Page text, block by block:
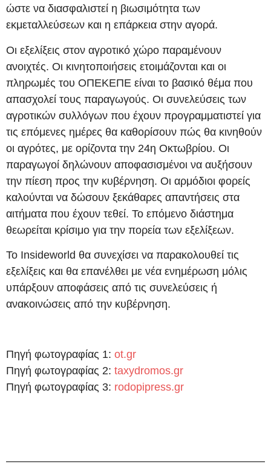
ώστε να διασφαλιστεί η βιωσιμότητα των
εκμεταλλεύσεων και η επάρκεια στην αγορά.
Οι εξελίξεις στον αγροτικό χώρο παραμένουν
ανοιχτές. Οι κινητοποιήσεις ετοιμάζονται και οι
πληρωμές του ΟΠΕΚΕΠΕ είναι το βασικό θέμα που
απασχολεί τους παραγωγούς. Οι συνελεύσεις των
αγροτικών συλλόγων που έχουν προγραμματιστεί για
τις επόμενες ημέρες θα καθορίσουν πώς θα κινηθούν
οι αγρότες, με ορίζοντα την 24η Οκτωβρίου. Οι
παραγωγοί δηλώνουν αποφασισμένοι να αυξήσουν
την πίεση προς την κυβέρνηση. Οι αρμόδιοι φορείς
καλούνται να δώσουν ξεκάθαρες απαντήσεις στα
αιτήματα που έχουν τεθεί. Το επόμενο διάστημα
θεωρείται κρίσιμο για την πορεία των εξελίξεων.
Το Insideworld θα συνεχίσει να παρακολουθεί τις
εξελίξεις και θα επανέλθει με νέα ενημέρωση μόλις
υπάρξουν αποφάσεις από τις συνελεύσεις ή
ανακοινώσεις από την κυβέρνηση.
Πηγή φωτογραφίας 1: ot.gr
Πηγή φωτογραφίας 2: taxydromos.gr
Πηγή φωτογραφίας 3: rodopipress.gr